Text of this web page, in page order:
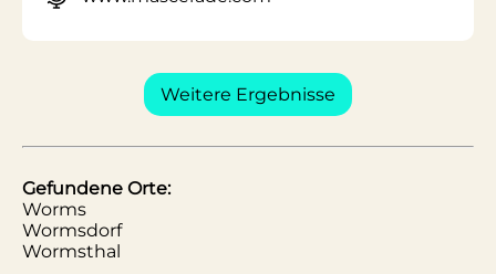
Weitere Ergebnisse
Gefundene Orte:
Worms
Wormsdorf
Wormsthal